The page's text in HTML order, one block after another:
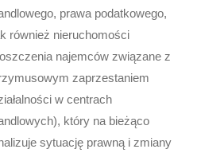
prawa podatkowego,
również nieruchomości
najemców związane z
zaprzestaniem
w centrach
który na bieżąco
sytuację prawną i zmiany